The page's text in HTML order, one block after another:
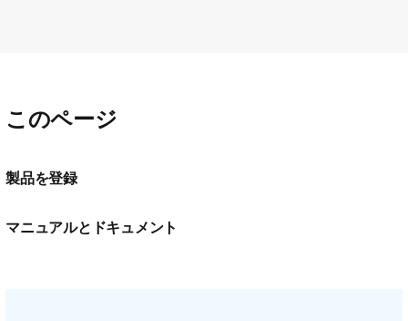
このページ
製品を登録
マニュアルとドキュメント